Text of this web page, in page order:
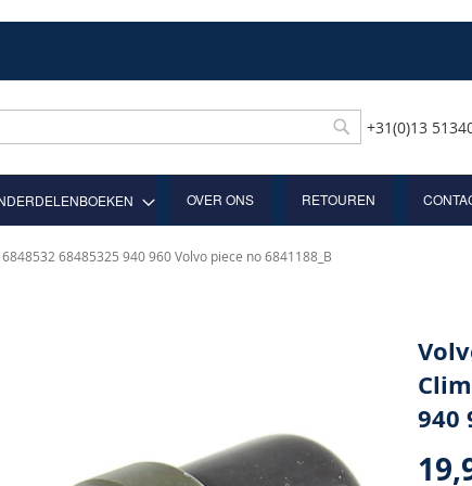
+31(0)13
OVER ONS RETOUREN
68485325 940 960 Volvo piece no 6841188_B
940